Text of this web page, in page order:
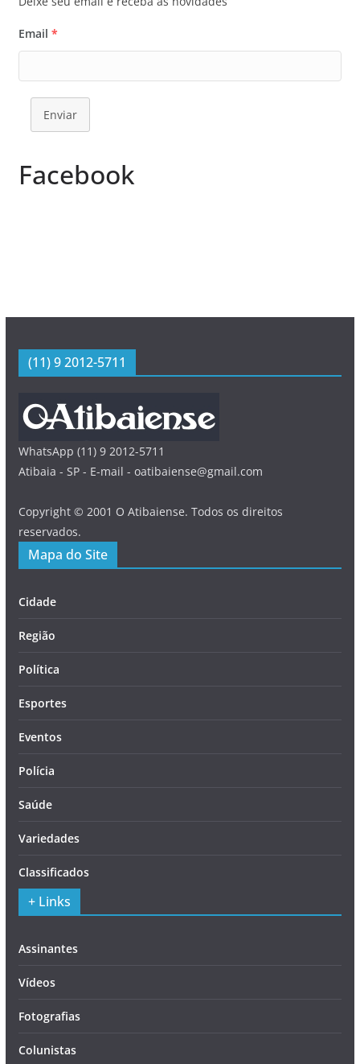
Email *
Enviar
Facebook
(11) 9 2012-5711
WhatsApp (11) 9 2012-5711
Atibaia - SP - E-mail - oatibaiense@gmail.com
Copyright © 2001 O Atibaiense. Todos os direitos
reservados.
Mapa do Site
Cidade
Região
Política
Esportes
Eventos
Polícia
Saúde
Variedades
Classificados
+ Links
Assinantes
Vídeos
Fotografias
Colunistas